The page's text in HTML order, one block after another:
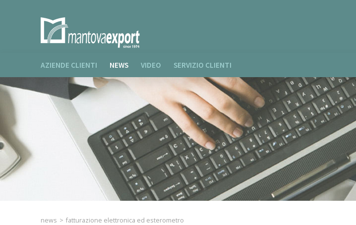
AZIENDE CLIENTI NEWS VIDEO SERVIZIO CLIENTI
news > fatturazione elettronica ed esterometro